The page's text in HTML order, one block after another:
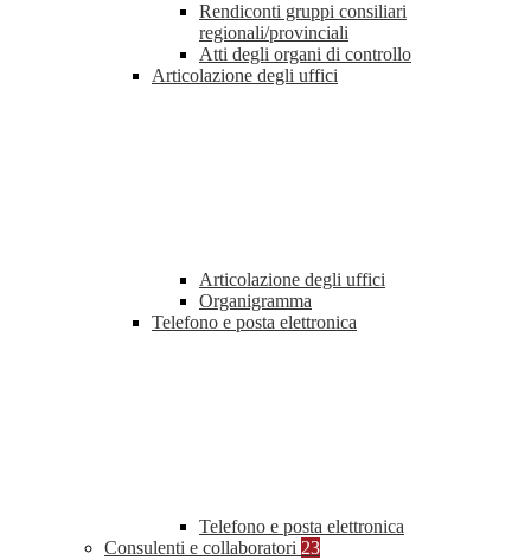
Rendiconti gruppi consiliari
regionali/provinciali
Atti degli organi di controllo
Articolazione degli uffici
Articolazione degli uffici
Organigramma
Telefono e posta elettronica
Telefono e posta elettronica
Consulenti e collaboratori 23